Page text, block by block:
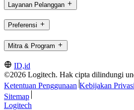
Layanan Pelanggan
Preferensi
Mitra & Program
ID,id
©2026 Logitech. Hak cipta dilindungi
Ketentuan Penggunaan Kebijakan Privasi
Sitemap
Logitech